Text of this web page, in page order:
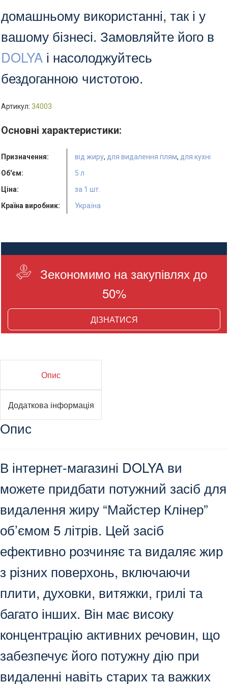
домашньому використанні, так і у
вашому бізнесі. Замовляйте його в
DOLYA і насолоджуйтесь
бездоганною чистотою.
Артикул: 34003
Основні характеристики:
Призначення: від жиру, для видалення плям, для кухні
Об'єм:
5 л
Ціна:
за 1 шт.
Країна виробник:
Україна
Зекономимо на закупівлях до
50%
ДІЗНАТИСЯ
Опис
Додаткова інформація
Опис
В інтернет-магазині DOLYA ви
можете придбати потужний засіб для
видалення жиру “Майстер Клінер”
об’ємом 5 літрів. Цей засіб
ефективно розчиняє та видаляє жир
з різних поверхонь, включаючи
плити, духовки, витяжки, грилі та
багато інших. Він має високу
концентрацію активних речовин, що
забезпечує його потужну дію при
видаленні навіть старих та важких